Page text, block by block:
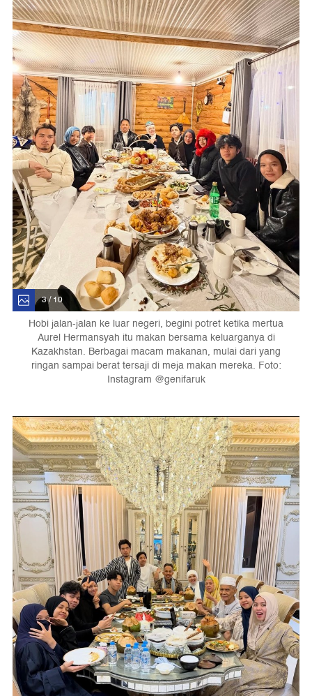
3 / 10
Hobi jalan-jalan ke luar negeri, begini potret ketika mertua
Aurel Hermansyah itu makan bersama keluarganya di
Kazakhstan. Berbagai macam makanan, mulai dari yang
ringan sampai berat tersaji di meja makan mereka. Foto:
Instagram @genifaruk